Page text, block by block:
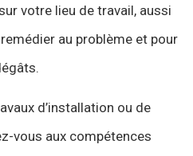
votre lieu de travail, aussi
au problème et pour
d’installation ou de
vous aux compétences